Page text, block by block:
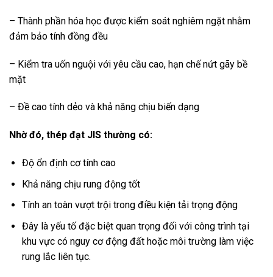
– Thành phần hóa học được kiểm soát nghiêm ngặt nhằm
đảm bảo tính đồng đều
– Kiểm tra uốn nguội với yêu cầu cao, hạn chế nứt gãy bề
mặt
– Đề cao tính dẻo và khả năng chịu biến dạng
Nhờ đó, thép đạt JIS thường có:
Độ ổn định cơ tính cao
Khả năng chịu rung động tốt
Tính an toàn vượt trội trong điều kiện tải trọng động
Đây là yếu tố đặc biệt quan trọng đối với công trình tại
khu vực có nguy cơ động đất hoặc môi trường làm việc
rung lắc liên tục.